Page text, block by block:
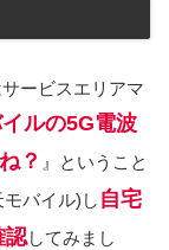
ービスエリアマ
ルの5G電波
？ 』ということ
バイル)し 自宅
認してみまし